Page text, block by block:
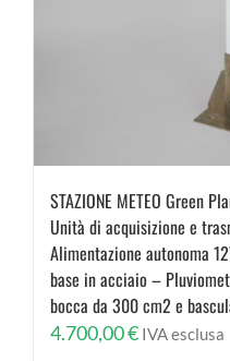
STAZIONE METEO Green
Unità di acquisizione e
Alimentazione autonoma
base in acciaio –
bocca da 300 cm2 e
4.700,00€ IVA esclusa